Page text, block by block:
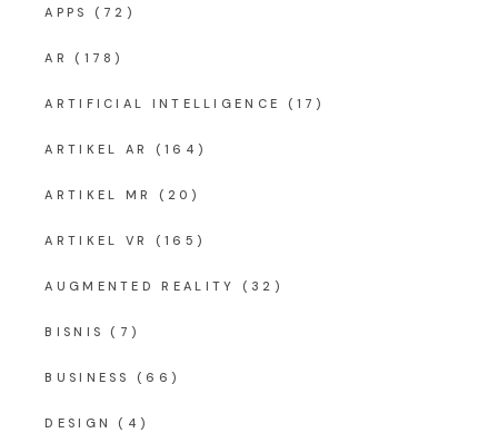
APPS (72)
AR (178)
ARTIFICIAL INTELLIGENCE (17)
ARTIKEL AR (164)
ARTIKEL MR (20)
ARTIKEL VR (165)
AUGMENTED REALITY (32)
BISNIS (7)
BUSINESS (66)
DESIGN (4)